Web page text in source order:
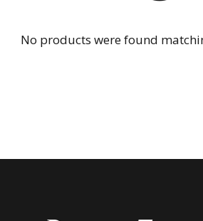
No products were found